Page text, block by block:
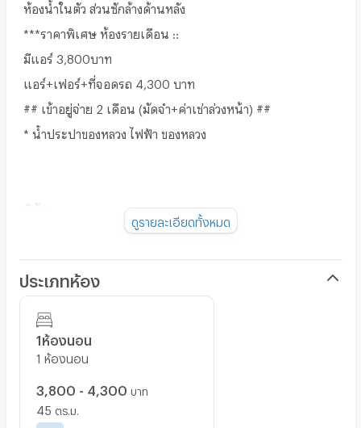
ห้องน้ำในตัว ส่วนซักล้างด้านหลัง
***ราคาพิเศษ ห้องรายเดือน ::
มีแอร์ 3,800บาท
แอร์+เฟอร์+ที่จอดรถ 4,300 บาท
## เข้าอยู่จ่าย 2 เดือน (มัดจำ+ค่าเช่าล่วงหน้า) ##
* น้ำประปาของหลวง ไฟฟ้า ของหลวง
พิกัด ::
หอพักอยู่หลังแหลมทอง เข้าจากเส้นค.2 ตรง
หรือ ใช้เส้นทางด้านหลังแมคโคร หลังเซ็นทรัล ซอยเดียวกับ
คอนโดคาแนล เข้ามา 800 เมตร
หอพักอยู่ซ้ายมือ ปากซอยมีป้ายเขียนทางเข้าหมู่บ้านรุ้งชาติ
ดูรายละเอียดทั้งหมด
ประเภทห้อง
1ห้องนอน
1 ห้องนอน
3,800 - 4,300 บาท
45 ตร.ม.